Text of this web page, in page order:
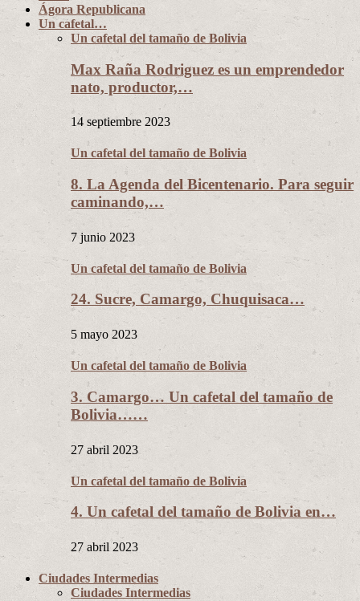
Ágora Republicana
Un cafetal…
Un cafetal del tamaño de Bolivia
Max Raña Rodriguez es un emprendedor
nato, productor,…
14 septiembre 2023
Un cafetal del tamaño de Bolivia
8. La Agenda del Bicentenario. Para seguir
caminando,…
7 junio 2023
Un cafetal del tamaño de Bolivia
24. Sucre, Camargo, Chuquisaca…
5 mayo 2023
Un cafetal del tamaño de Bolivia
3. Camargo… Un cafetal del tamaño de
Bolivia……
27 abril 2023
Un cafetal del tamaño de Bolivia
4. Un cafetal del tamaño de Bolivia en…
27 abril 2023
Ciudades Intermedias
Ciudades Intermedias